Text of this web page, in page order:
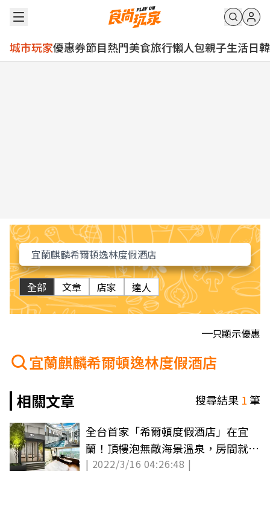
城市玩家優惠券節目熱門美食旅行懶人包親子生活日韓
全部 文章 店家 達人
只顯示優惠
宜蘭麒麟希爾頓逸林度假酒店
相關文章
搜尋結果 1筆
全台首家「希爾頓度假酒店」在宜
蘭！頂樓泡無敵海景溫泉，房間就能
看龜山島
| 2022/3/16 04:26:48 |